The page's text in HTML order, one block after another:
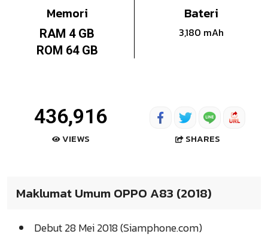
Memori
RAM 4 GB
ROM 64 GB
Bateri
3,180 mAh
436,916
VIEWS SHARES
Maklumat Umum OPPO A83 (2018)
Debut 28 Mei 2018 (Siamphone.com)